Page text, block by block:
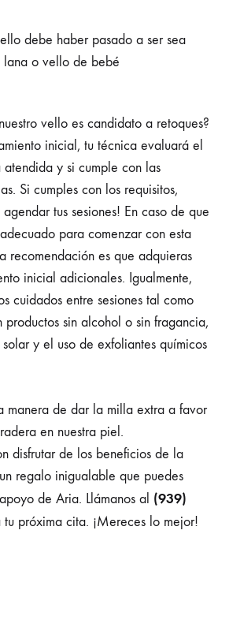
debe haber pasado a ser sea
lana o vello de bebé
vello es candidato a retoques?
inicial, tu técnica evaluará el
y si cumple con las
Si cumples con los requisitos,
tus sesiones! En caso de que
para comenzar con esta
recomendación es que adquieras
inicial adicionales. Igualmente,
cuidados entre sesiones tal como
sin alcohol o sin fragancia,
y el uso de exfoliantes químicos
manera de dar la milla extra a favor
en nuestra piel.
disfrutar de los beneficios de la
regalo inigualable que puedes
de Aria. Llámanos al (939)
tu próxima cita. ¡Mereces lo mejor!